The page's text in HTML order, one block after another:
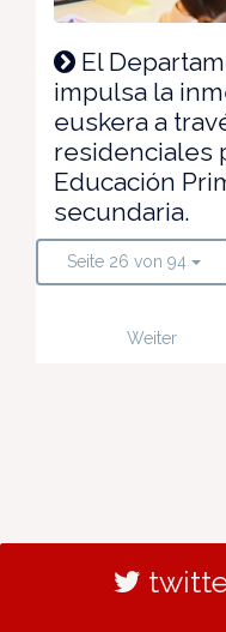
El
impulsa la
euskera a
residenciales
Educación
secundaria.
Seite 26 von 94
Weiter